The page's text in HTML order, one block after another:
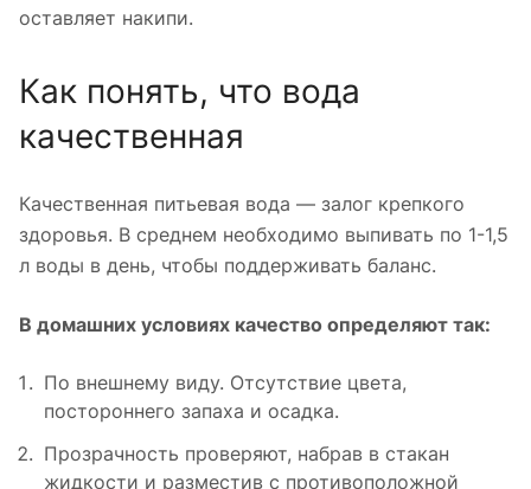
оставляет накипи.
Как понять, что вода
качественная
Качественная питьевая вода — залог крепкого
здоровья. В среднем необходимо выпивать по 1-1,5
л воды в день, чтобы поддерживать баланс.
В домашних условиях качество определяют так:
По внешнему виду. Отсутствие цвета,
постороннего запаха и осадка.
Прозрачность проверяют, набрав в стакан
жидкости и разместив с противоположной